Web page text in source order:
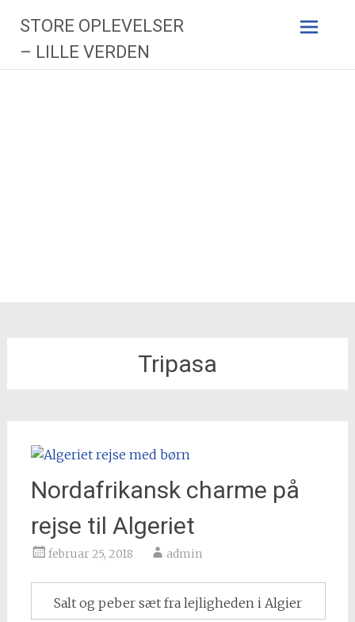
indhold
STORE OPLEVELSER
– LILLE VERDEN
Tripasa
Nordafrikansk charme på
rejse til Algeriet
februar 25, 2018 admin
Salt og peber sæt fra lejligheden i Algier